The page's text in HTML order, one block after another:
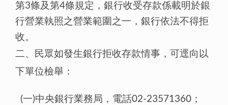
第3條及第4條規定，銀行收受存款係載明於銀
行營業執照之營業範圍之一，銀行依法不得拒
收。
二、民眾如發生銀行拒收存款情事，可逕向以
下單位檢舉：
(一)中央銀行業務局，電話02-23571360；